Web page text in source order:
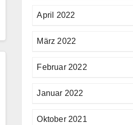
April 2022
März 2022
Februar 2022
Januar 2022
Oktober 2021